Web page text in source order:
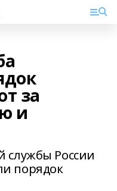
за
и
службы России
порядок